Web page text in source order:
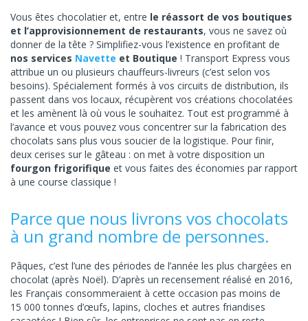
Vous êtes chocolatier et, entre le réassort de vos boutiques
et l’approvisionnement de restaurants, vous ne savez où
donner de la tête ? Simplifiez-vous l’existence en profitant de
nos services Navette et Boutique ! Transport Express vous
attribue un ou plusieurs chauffeurs-livreurs (c’est selon vos
besoins). Spécialement formés à vos circuits de distribution, ils
passent dans vos locaux, récupèrent vos créations chocolatées
et les amènent là où vous le souhaitez. Tout est programmé à
l’avance et vous pouvez vous concentrer sur la fabrication des
chocolats sans plus vous soucier de la logistique. Pour finir,
deux cerises sur le gâteau : on met à votre disposition un
fourgon frigorifique et vous faites des économies par rapport
à une course classique !
Parce que nous livrons vos chocolats
à un grand nombre de personnes.
Pâques, c’est l’une des périodes de l’année les plus chargées en
chocolat (après Noël). D’après un recensement réalisé en 2016,
les Français consommeraient à cette occasion pas moins de
15 000 tonnes d’œufs, lapins, cloches et autres friandises